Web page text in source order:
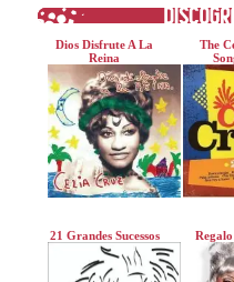
Dios Disfrute A La
Reina
The
21 Grandes Sucessos